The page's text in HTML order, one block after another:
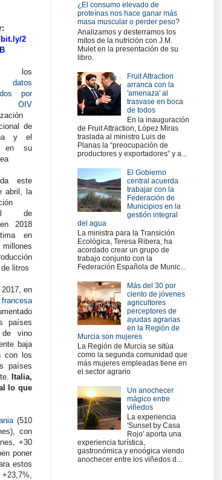
2
los
datos
por
de
y el
en su
este
abril, la
de
2018
en
millones
litros
en
francesa
países
vino
baja
con los
países
Italia,
lo que
(510
con
+30
poner
estos
¿El consumo elevado de
proteínas nos hace ganar más
masa muscular o perder peso?
Analizamos y desterramos los
mitos de la nutrición con J.M.
Mulet en la presentación de su
libro.
Fruit Attraction
arranca con la
'amenaza' al
trasvase en boca
de todos
En la inauguración
de Fruit Attraction, López Miras
traslada al ministro Luis de
Planas la “preocupación de
productores y exportadores” y a...
El Gobierno
central acuerda
trabajar con la
Federación de
Municipios en la
gestión integral
del agua
La ministra para la Transición
Ecológica, Teresa Ribera, ha
acordado crear un grupo de
trabajo conjunto con la
Federación Española de Munic...
Más del 30 por
ciento de jóvenes
agricultores
perceptores de
ayudas agrarias
en la Región de
Murcia son mujeres
La Región de Murcia se sitúa
como la segunda comunidad que
más mujeres empleadas tiene en
el sector agrario
Un anochecer
mágico entre
viñedos
La experiencia
'Sunset by Casa
Rojo' aporta una
experiencia turística,
gastronómica y enoógica viendo
anochecer entre los viñedos d...